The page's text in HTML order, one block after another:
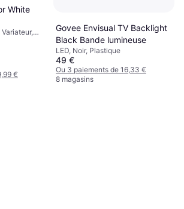
White
€
Govee Envisual TV Backlight
Black Bande lumineuse
LED, Noir, Plastique
49 €
Ou 3 paiements de 16,33 €
8 magasins